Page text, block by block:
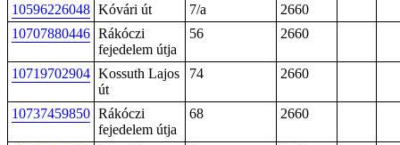
10596226048 Kóvári út 7/a
2660
10707880446 Rákóczi
fejedelem útja
56 2660
10719702904 Kossuth Lajos
út
74 2660
10737459850 Rákóczi
fejedelem útja
68 2660